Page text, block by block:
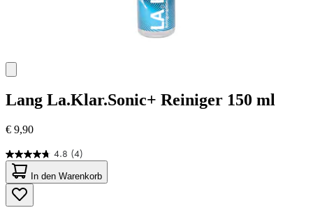
Lang La.Klar.Sonic+ Reiniger 150 ml
€ 9,90
4.8 (4)
4.8
von
5
Sternen.
4
In den Warenkorb